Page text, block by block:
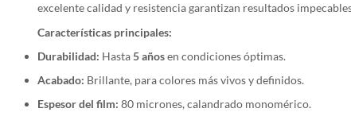
excelente calidad y resistencia garantizan resultados
Características principales:
Durabilidad: Hasta5 añosen condiciones óptimas.
Acabado: Brillante, para colores más vivos y definidos.
Espesor del film: 80 micrones, calandrado monomérico.